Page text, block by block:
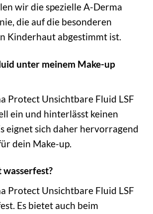
wir die spezielle A-Derma
die auf die besonderen
Kinderhaut abgestimmt ist.
unter meinem Make-up
Protect Unsichtbare Fluid LSF
ein und hinterlässt keinen
eignet sich daher hervorragend
dein Make-up.
wasserfest?
Protect Unsichtbare Fluid LSF
Es bietet auch beim